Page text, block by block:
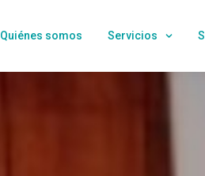
Quiénes somos Servicios